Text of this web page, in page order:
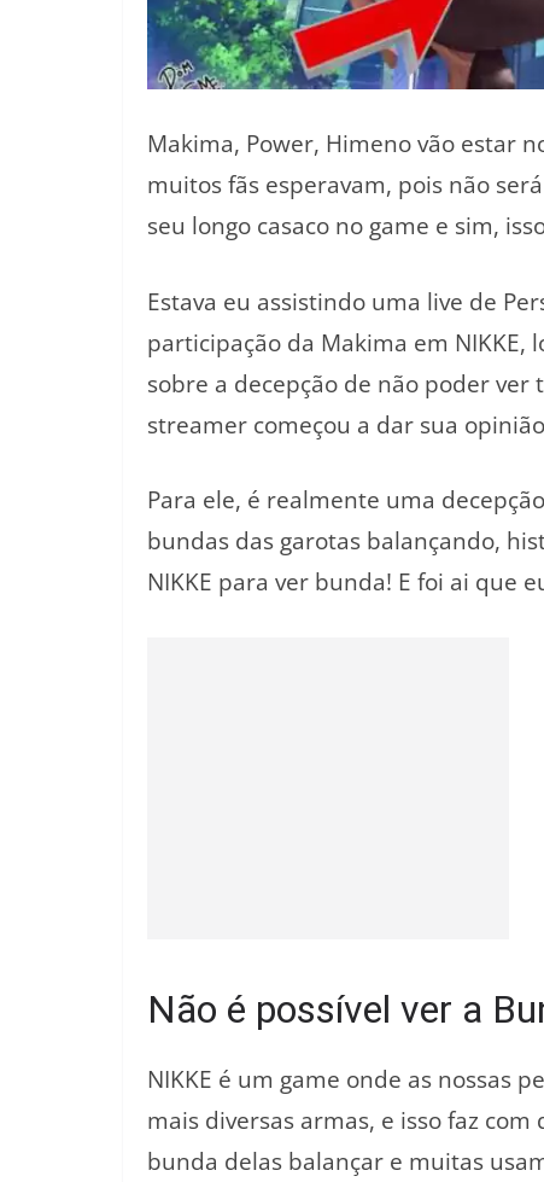
Makima, Power, Himeno vão estar
muitos fãs esperavam, pois não
seu longo casaco no game e sim,
Estava eu assistindo uma live de
participação da Makima em NIKKE,
sobre a decepção de não poder
streamer começou a dar sua
Para ele, é realmente uma
bundas das garotas balançando,
NIKKE para ver bunda! E foi ai que
Não é possível ver a
NIKKE é um game onde as nossas
mais diversas armas, e isso faz
bunda delas balançar e muitas